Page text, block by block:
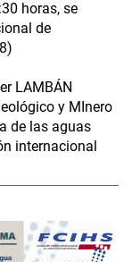
horas, se
de
LAMBÁN
y MInero
de las aguas
internacional